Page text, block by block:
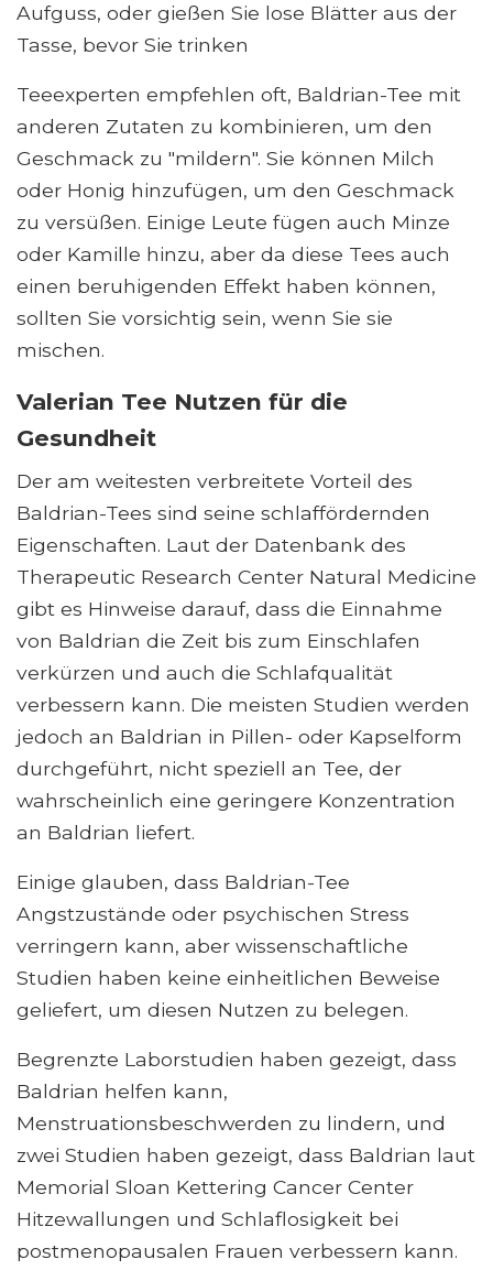
Aufguss, oder gießen Sie lose Blätter aus der
Tasse, bevor Sie trinken
Teeexperten empfehlen oft, Baldrian-Tee mit
anderen Zutaten zu kombinieren, um den
Geschmack zu "mildern". Sie können Milch
oder Honig hinzufügen, um den Geschmack
zu versüßen. Einige Leute fügen auch Minze
oder Kamille hinzu, aber da diese Tees auch
einen beruhigenden Effekt haben können,
sollten Sie vorsichtig sein, wenn Sie sie
mischen.
Valerian Tee Nutzen für die
Gesundheit
Der am weitesten verbreitete Vorteil des
Baldrian-Tees sind seine schlaffördernden
Eigenschaften. Laut der Datenbank des
Therapeutic Research Center Natural Medicine
gibt es Hinweise darauf, dass die Einnahme
von Baldrian die Zeit bis zum Einschlafen
verkürzen und auch die Schlafqualität
verbessern kann. Die meisten Studien werden
jedoch an Baldrian in Pillen- oder Kapselform
durchgeführt, nicht speziell an Tee, der
wahrscheinlich eine geringere Konzentration
an Baldrian liefert.
Einige glauben, dass Baldrian-Tee
Angstzustände oder psychischen Stress
verringern kann, aber wissenschaftliche
Studien haben keine einheitlichen Beweise
geliefert, um diesen Nutzen zu belegen.
Begrenzte Laborstudien haben gezeigt, dass
Baldrian helfen kann,
Menstruationsbeschwerden zu lindern, und
zwei Studien haben gezeigt, dass Baldrian laut
Memorial Sloan Kettering Cancer Center
Hitzewallungen und Schlaflosigkeit bei
postmenopausalen Frauen verbessern kann.